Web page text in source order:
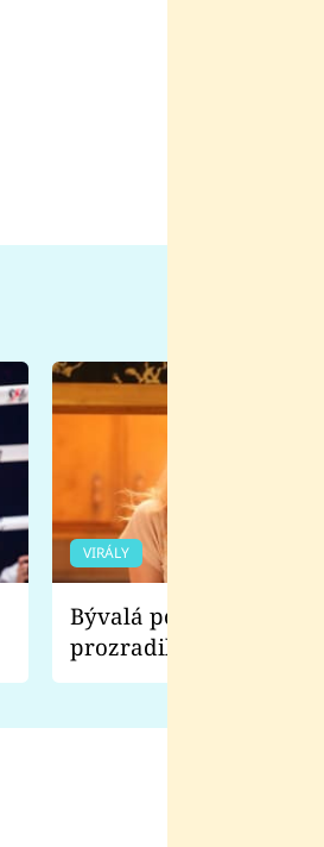
VIRÁLY
Bývalá pornoherečka
prozradila, co ji
natáčení Euforie.